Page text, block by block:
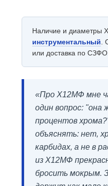
Наличие и диаметры
инструментальный .
или доставка по СЗФО.
«Про Х12МФ мне
один вопрос: "она
процентов
объяснять: нет,
карбидах, а не в
из Х12МФ
бросить мокрым.